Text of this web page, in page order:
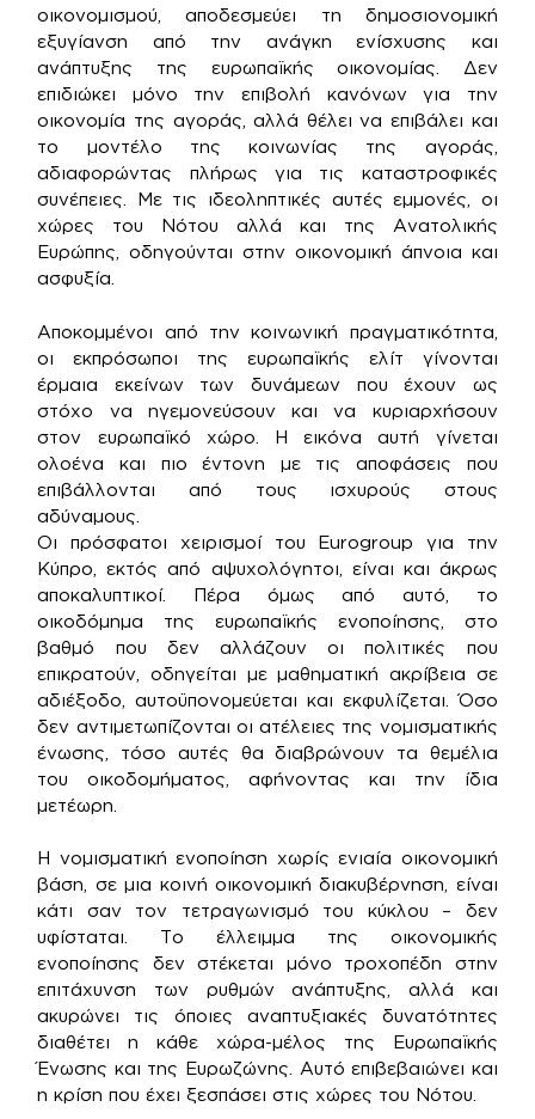
οικονομισμού, αποδεσμεύει τη δημοσιονομική
εξυγίανση από την ανάγκη ενίσχυσης και
ανάπτυξης της ευρωπαϊκής οικονομίας. Δεν
επιδιώκει μόνο την επιβολή κανόνων για την
οικονομία της αγοράς, αλλά θέλει να επιβάλει και
το μοντέλο της κοινωνίας της αγοράς,
αδιαφορώντας πλήρως για τις καταστροφικές
συνέπειες. Με τις ιδεοληπτικές αυτές εμμονές, οι
χώρες του Νότου αλλά και της Ανατολικής
Ευρώπης, οδηγούνται στην οικονομική άπνοια και
ασφυξία.
Αποκομμένοι από την κοινωνική πραγματικότητα,
οι εκπρόσωποι της ευρωπαϊκής ελίτ γίνονται
έρμαια εκείνων των δυνάμεων που έχουν ως
στόχο να ηγεμονεύσουν και να κυριαρχήσουν
στον ευρωπαϊκό χώρο. Η εικόνα αυτή γίνεται
ολοένα και πιο έντονη με τις αποφάσεις που
επιβάλλονται από τους ισχυρούς στους
αδύναμους.
Οι πρόσφατοι χειρισμοί του Eurogroup για την
Κύπρο, εκτός από αψυχολόγητοι, είναι και άκρως
αποκαλυπτικοί. Πέρα όμως από αυτό, το
οικοδόμημα της ευρωπαϊκής ενοποίησης, στο
βαθμό που δεν αλλάζουν οι πολιτικές που
επικρατούν, οδηγείται με μαθηματική ακρίβεια σε
αδιέξοδο, αυτοϋπονομεύεται και εκφυλίζεται. Όσο
δεν αντιμετωπίζονται οι ατέλειες της νομισματικής
ένωσης, τόσο αυτές θα διαβρώνουν τα θεμέλια
του οικοδομήματος, αφήνοντας και την ίδια
μετέωρη.
Η νομισματική ενοποίηση χωρίς ενιαία οικονομική
βάση, σε μια κοινή οικονομική διακυβέρνηση, είναι
κάτι σαν τον τετραγωνισμό του κύκλου – δεν
υφίσταται. Το έλλειμμα της οικονομικής
ενοποίησης δεν στέκεται μόνο τροχοπέδη στην
επιτάχυνση των ρυθμών ανάπτυξης, αλλά και
ακυρώνει τις όποιες αναπτυξιακές δυνατότητες
διαθέτει η κάθε χώρα-μέλος της Ευρωπαϊκής
Ένωσης και της Ευρωζώνης. Αυτό επιβεβαιώνει και
η κρίση που έχει ξεσπάσει στις χώρες του Νότου.